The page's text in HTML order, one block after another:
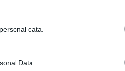
data.
Data.
megkerülhetetlen a kultúra
is. A politikus reményét